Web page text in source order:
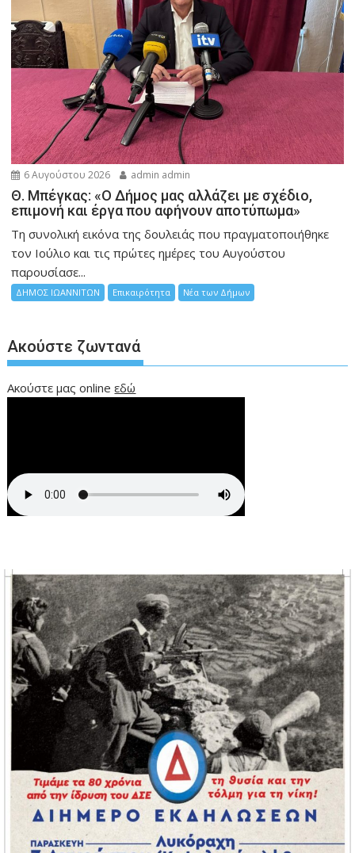
6 Αυγούστου 2026 admin admin
Θ. Μπέγκας: «Ο Δήμος μας αλλάζει με σχέδιο,
επιμονή και έργα που αφήνουν αποτύπωμα»
Τη συνολική εικόνα της δουλειάς που πραγματοποιήθηκε
τον Ιούλιο και τις πρώτες ημέρες του Αυγούστου
παρουσίασε...
ΔΗΜΟΣ ΙΩΑΝΝΙΤΩΝ Επικαιρότητα Νέα των Δήμων
Ακούστε ζωντανά
Ακούστε μας onlineεδώ